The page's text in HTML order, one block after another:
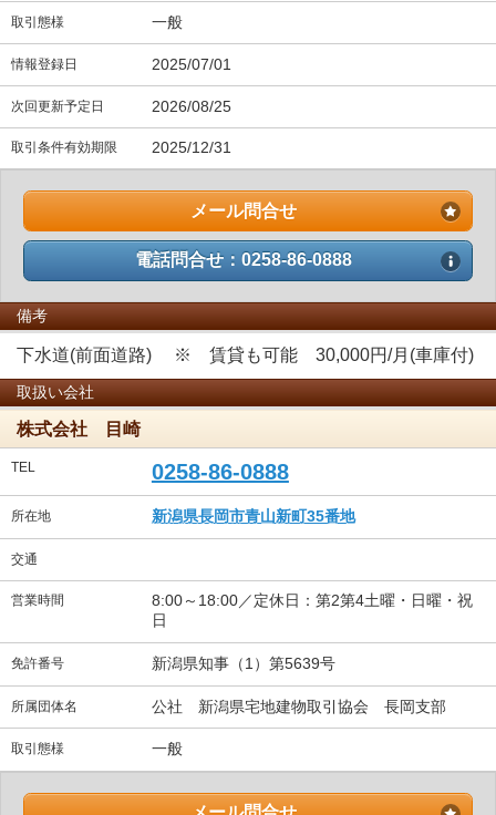
取引態様 一般
情報登録日 2025/07/01
次回更新予定日 2026/08/25
取引条件有効期限 2025/12/31
メール問合せ
電話問合せ：0258-86-0888
備考
下水道(前面道路) ※ 賃貸も可能 30,000円/月(車庫付)
取扱い会社
株式会社 目崎
TEL 0258-86-0888
所在地 新潟県長岡市青山新町35番地
交通
営業時間
8:00～18:00／定休日：第2第4土曜・日曜・祝
日
免許番号 新潟県知事（1）第5639号
所属団体名 公社 新潟県宅地建物取引協会 長岡支部
取引態様 一般